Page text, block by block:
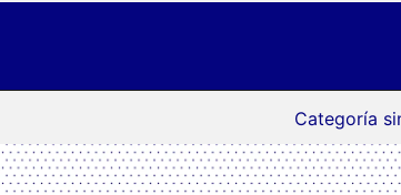
Categoría